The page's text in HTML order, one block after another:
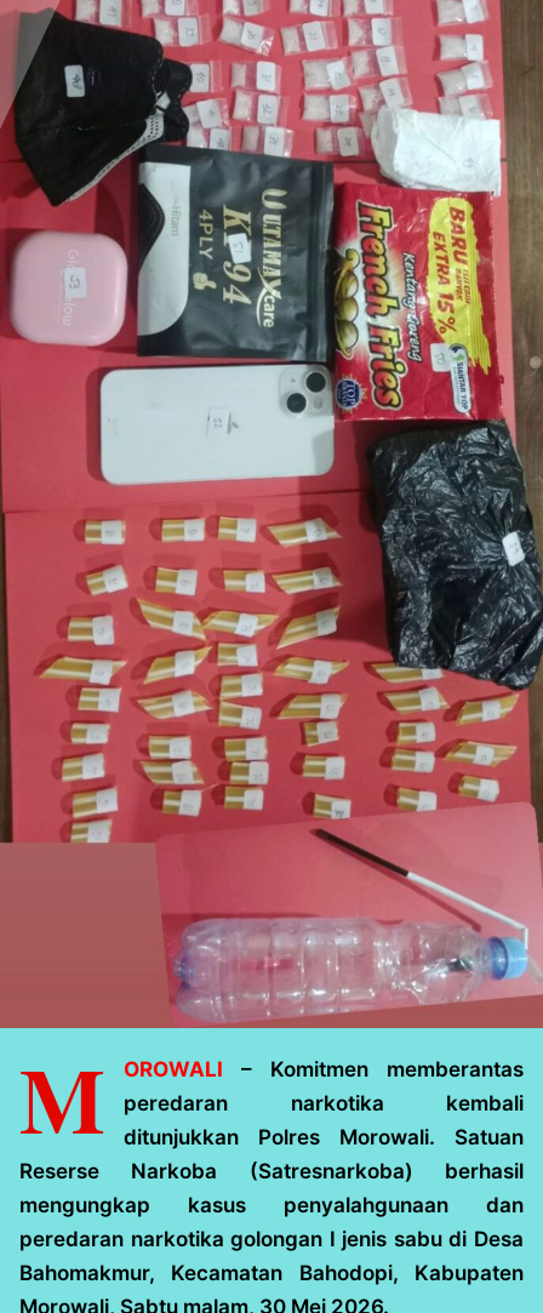
M OROWALI – Komitmen memberantas
peredaran narkotika kembali
ditunjukkan Polres Morowali. Satuan
Reserse Narkoba (Satresnarkoba) berhasil
mengungkap kasus penyalahgunaan dan
peredaran narkotika golongan I jenis sabu di Desa
Bahomakmur, Kecamatan Bahodopi, Kabupaten
Morowali, Sabtu malam, 30 Mei 2026.